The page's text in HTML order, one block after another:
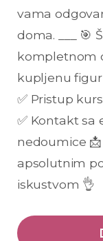
vama
doma. ___ 🎯
kompletnom
kupljenu
✅ Pristup
✅ Kontakt sa
nedoumice
apsolutnim
iskustvom 👌